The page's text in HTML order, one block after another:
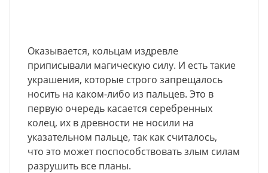
Оказывается, кольцам издревле
приписывали магическую силу. И есть такие
украшения, которые строго запрещалось
носить на каком-либо из пальцев. Это в
первую очередь касается серебренных
колец, их в древности не носили на
указательном пальце, так как считалось,
что это может поспособствовать злым силам
разрушить все планы.